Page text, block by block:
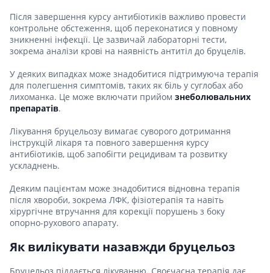
Після завершення курсу антибіотиків важливо провести
контрольне обстеження, щоб переконатися у повному
зникненні інфекції. Це зазвичай лабораторні тести,
зокрема аналізи крові на наявність антитіл до бруцелів.
У деяких випадках може знадобитися підтримуюча терапія
для полегшення симптомів, таких як біль у суглобах або
лихоманка. Це може включати прийом знеболювальних
препаратів.
Лікування бруцельозу вимагає суворого дотримання
інструкцій лікаря та повного завершення курсу
антибіотиків, щоб запобігти рецидивам та розвитку
ускладнень.
Деяким пацієнтам може знадобитися відновна терапія
після хвороби, зокрема ЛФК, фізіотерапія та навіть
хірургічне втручання для корекції порушень з боку
опорно-рухового апарату.
Як вилікувати назавжди бруцельоз